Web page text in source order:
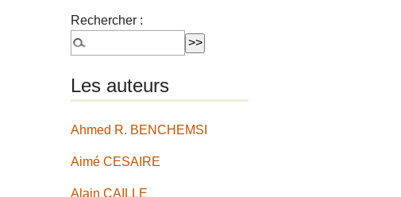
Rechercher :
Les auteurs
Ahmed R. BENCHEMSI
Aimé CESAIRE
Alain CAILLE